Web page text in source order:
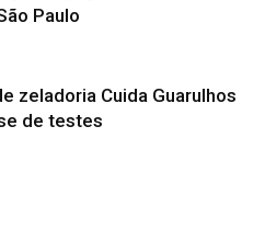
Paulo
zeladoria Cuida Guarulhos
de testes